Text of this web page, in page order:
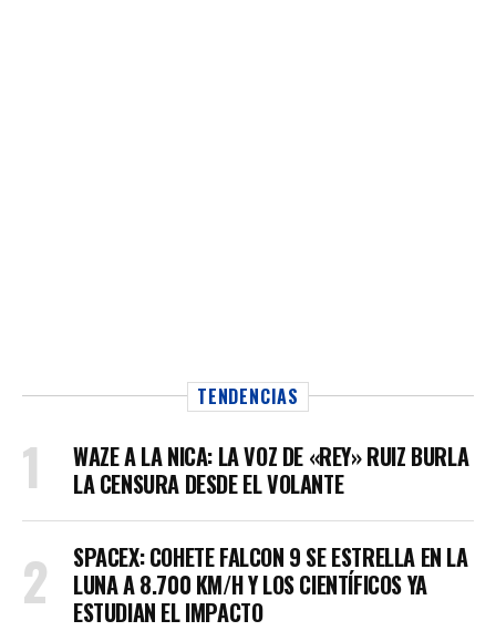
TENDENCIAS
WAZE A LA NICA: LA VOZ DE «REY» RUIZ BURLA
LA CENSURA DESDE EL VOLANTE
SPACEX: COHETE FALCON 9 SE ESTRELLA EN LA
LUNA A 8.700 KM/H Y LOS CIENTÍFICOS YA
ESTUDIAN EL IMPACTO